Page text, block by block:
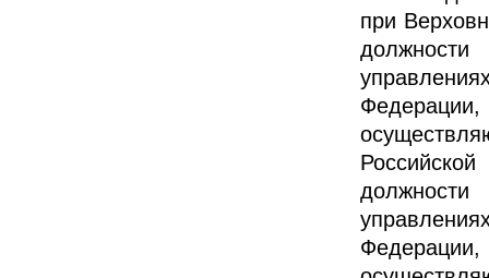
при
должности
должности